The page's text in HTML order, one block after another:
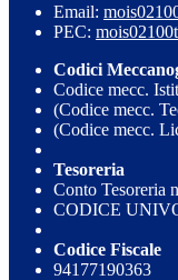
Email:
PEC:
Codici
Codice mecc.
(Codice mecc.
(Codice mecc.
Tesoreria
Conto Tesoreria
CODICE
Codice Fiscale
94177190363